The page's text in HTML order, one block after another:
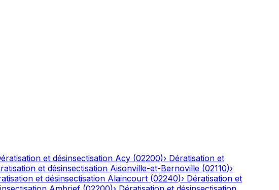
et désinsectisation Acy (02200)› Dératisation et
et désinsectisation Aisonville-et-Bernoville (02110)›
et désinsectisation Alaincourt (02240)› Dératisation et